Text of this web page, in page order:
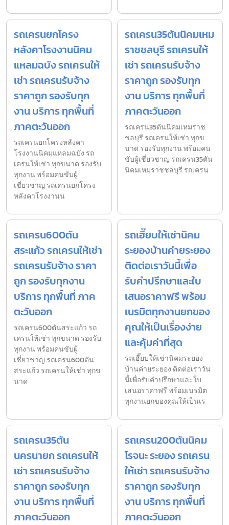
รถเครนยกโครง
หลังคาโรงงานนิคม
แหลมฉบัง รถเครนให้
เช่า รถเครนรับจ้าง
ราคาถูก รองรับทุก
งาน บริการ ทุกพื้นที่
ภาคตะวันออก
รถเครนยกโครงหลังคา
โรงงานนิคมแหลมฉบัง รถ
เครนให้เช่า ทุกขนาด รองรับ
ทุกงาน พร้อมคนขับผู้
เชี่ยวชาญ รถเครนยกโครง
หลังคาโรงงานน
รถเครน35ตันนิคมเหม
ราชชลบุรี รถเครนให้
เช่า รถเครนรับจ้าง
ราคาถูก รองรับทุก
งาน บริการ ทุกพื้นที่
ภาคตะวันออก
รถเครน35ตันนิคมเหมราช
ชลบุรี รถเครนให้เช่า ทุกข
นาด รองรับทุกงาน พร้อมคน
ขับผู้เชี่ยวชาญ รถเครน35ตัน
นิคมเหมราชชลบุรี รถเครน
รถเครน600ตัน
สระแก้ว รถเครนให้เช่า
รถเครนรับจ้าง ราคา
ถูก รองรับทุกงาน
บริการ ทุกพื้นที่ ภาค
ตะวันออก
รถเครน600ตันสระแก้ว รถ
เครนให้เช่า ทุกขนาด รองรับ
ทุกงาน พร้อมคนขับผู้
เชี่ยวชาญ รถเครน600ตัน
สระแก้ว รถเครนให้เช่า ทุกข
นาด
รถเฮี๊ยบให้เช่านิคม
ระยองบ้านค่ายระยอง
ติดต่อเราวันนี้เพื่อ
รับคำปรึกษาและใบ
เสนอราคาฟรี พร้อม
เนรมิตทุกงานยกของ
คุณให้เป็นเรื่องง่าย
และคุ้มค่าที่สุด
รถเฮี๊ยบให้เช่านิคมระยอง
บ้านค่ายระยอง ติดต่อเราวัน
นี้เพื่อรับคำปรึกษาและใบ
เสนอราคาฟรี พร้อมเนรมิต
ทุกงานยกของคุณให้เป็นเร
รถเครน35ตัน
นครนายก รถเครนให้
เช่า รถเครนรับจ้าง
ราคาถูก รองรับทุก
งาน บริการ ทุกพื้นที่
ภาคตะวันออก
รถเครน200ตันนิคม
โรจนะ ระยอง รถเครน
ให้เช่า รถเครนรับจ้าง
ราคาถูก รองรับทุก
งาน บริการ ทุกพื้นที่
ภาคตะวันออก